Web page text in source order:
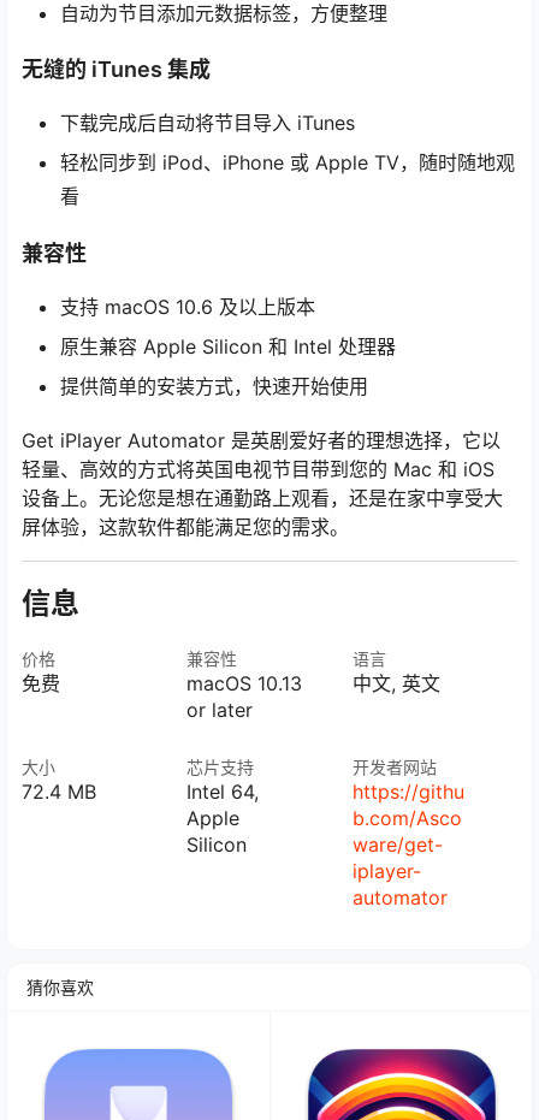
自动为节目添加元数据标签，方便整理
无缝的 iTunes 集成
下载完成后自动将节目导入 iTunes
轻松同步到 iPod、iPhone 或 Apple TV，随时随地观
看
兼容性
支持 macOS 10.6 及以上版本
原生兼容 Apple Silicon 和 Intel 处理器
提供简单的安装方式，快速开始使用
Get iPlayer Automator 是英剧爱好者的理想选择，它以
轻量、高效的方式将英国电视节目带到您的 Mac 和 iOS
设备上。无论您是想在通勤路上观看，还是在家中享受大
屏体验，这款软件都能满足您的需求。
信息
价格
免费
大小
72.4 MB
兼容性
macOS 10.13
or later
芯片支持
Intel 64,
Apple
Silicon
语言
中文, 英文
开发者网站
https://githu
b.com/Asco
ware/get-
iplayer-
automator
猜你喜欢